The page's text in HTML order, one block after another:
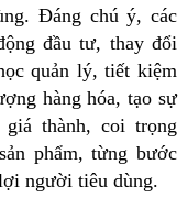
Đáng chú ý, các
đầu tư, thay đổi
quản lý, tiết kiệm
hàng hóa, tạo sự
thành, coi trọng
phẩm, từng bước
người tiêu dùng.